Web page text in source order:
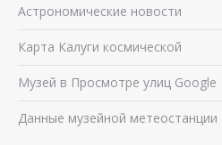
Астрономические новости
Карта Калуги космической
Музей в Просмотре улиц Google
Данные музейной метеостанции